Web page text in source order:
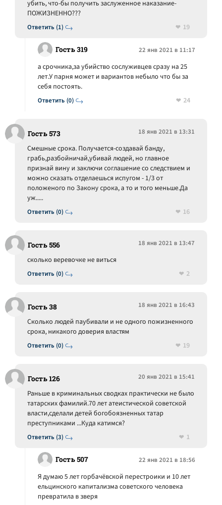
Ответить (1)
убить, что-бы получить заслуженное наказание-
ПОЖИЗНЕННО???
19
Гость 319 22 янв 2021 в 11:17
Ответить (0)
а срочника,за убийство сослуживцев сразу на 25
лет.У парня может и вариантов небыло что бы за
себя постоять.
24
Гость 573 18 янв 2021 в 13:31
Ответить (0)
Смешные срока. Получается-создавай банду,
грабь,разбойничай,убивай людей, но главное
признай вину и заключи соглашение со следствием и
можно сказать отделаешься испугом - 1/3 от
положеного по Закону срока, а то и того меньше.Да
уж.....
16
Гость 556 18 янв 2021 в 13:47
Ответить (0)
сколько веревочке не виться
2
Гость 38 18 янв 2021 в 16:43
Ответить (0)
Сколько людей паубивали и не одного пожизненного
срока, никакого доверия властям
19
Гость 126 20 янв 2021 в 15:41
Ответить (3)
Раньше в криминальных сводках практически не было
татарских фамилий.70 лет атеистической советской
власти,сделали детей богобоязненных татар
преступниками ...Куда катимся?
1
Гость 507 22 янв 2021 в 18:56
Я думаю 5 лет горбачёвской перестроики и 10 лет
ельцинского капитализма советского человека
превратила в зверя